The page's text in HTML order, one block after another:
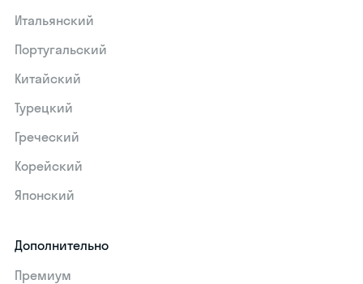
Итальянский
Португальский
Китайский
Турецкий
Греческий
Корейский
Японский
Дополнительно
Премиум